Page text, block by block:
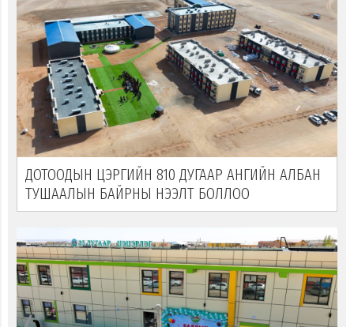
ДОТООДЫН ЦЭРГИЙН 810 ДУГААР АНГИЙН АЛБАН
ТУШААЛЫН БАЙРНЫ НЭЭЛТ БОЛЛОО